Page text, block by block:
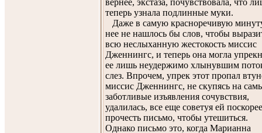
вернее, экстаза, почувствовала, что
теперь узнала подлинные муки.
Даже в самую красноречивую
нее не нашлось бы слов, чтобы
всю неслыханную жестокость миссис
Дженнингс, и теперь она могла
ее лишь неудержимо хлынувшим
слез. Впрочем, упрек этот пропал
миссис Дженнингс, не скупясь на
заботливые изъявления сочувствия,
удалилась, все еще советуя ей поскорее
прочесть письмо, чтобы утешиться.
Однако письмо это, когда Марианна